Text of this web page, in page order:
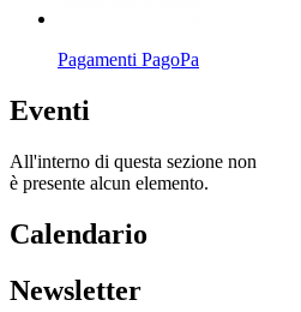
Pagamenti PagoPa
Eventi
All'interno di questa sezione non
è presente alcun elemento.
Calendario
Newsletter